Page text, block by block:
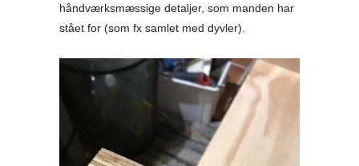
håndværksmæssige detaljer, som manden har
stået for (som fx samlet med dyvler).